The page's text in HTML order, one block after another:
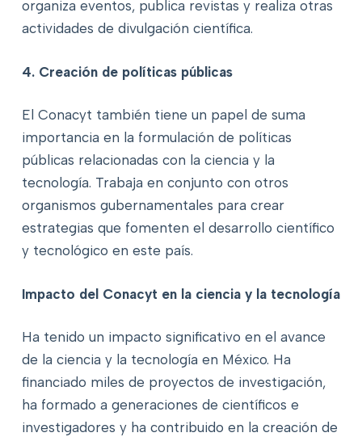
organiza eventos, publica revistas y realiza otras
actividades de divulgación científica.
4. Creación de políticas públicas
El Conacyt también tiene un papel de suma
importancia en la formulación de políticas
públicas relacionadas con la ciencia y la
tecnología. Trabaja en conjunto con otros
organismos gubernamentales para crear
estrategias que fomenten el desarrollo científico
y tecnológico en este país.
Impacto del Conacyt en la ciencia y la tecnología
Ha tenido un impacto significativo en el avance
de la ciencia y la tecnología en México. Ha
financiado miles de proyectos de investigación,
ha formado a generaciones de científicos e
investigadores y ha contribuido en la creación de